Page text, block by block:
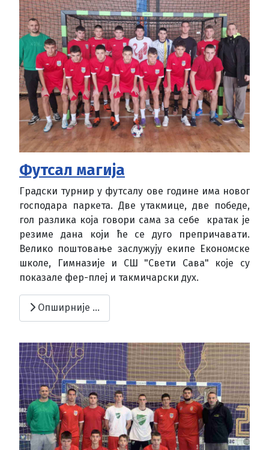
Футсал магија
Градски турнир у футсалу ове године има новог
господара паркета. Две утакмице, две победе,
гол разлика која говори сама за себе кратак је
резиме дана који ће се дуго препричавати.
Велико поштовање заслужују екипе Економске
школе, Гимназије и СШ "Свети Сава" које су
показале фер-плеј и такмичарски дух.
Опширније …